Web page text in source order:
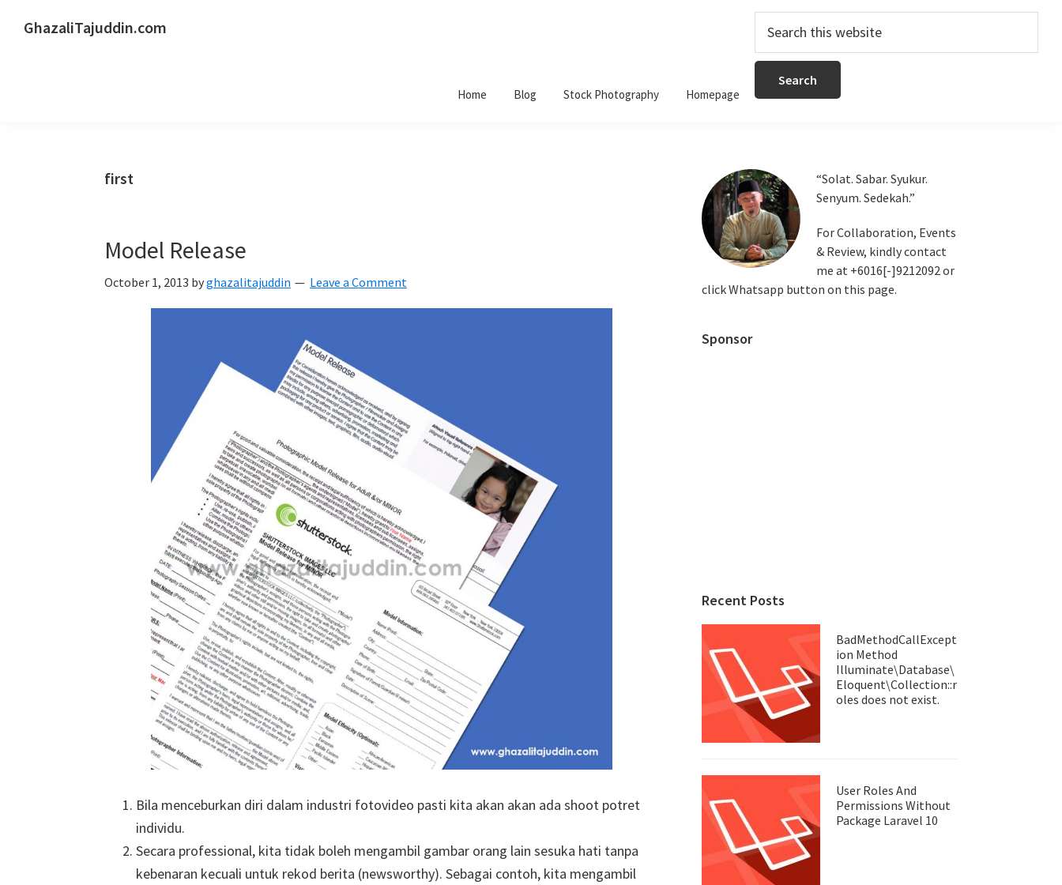
GhazaliTajuddin.com
Home Blog Stock Photography Homepage
Search
this
first
Model Release
October 1, 2013 byghazalitajuddin Leave a Comment
Bila menceburkan diri dalam industri fotovideo pasti kita akan akan ada shoot potret
individu.
Secara professional, kita tidak boleh mengambil gambar orang lain sesuka hati tanpa
kebenaran kecuali untuk rekod berita (newsworthy). Sebagai contoh, kita mengambil
Primary
Sidebar
“Solat. Sabar. Syukur.
Senyum. Sedekah.”
For Collaboration, Events
& Review, kindly contact
me at +6016[-]9212092 or
click Whatsapp button on this page.
Sponsor
Recent Posts
BadMethodCallExcept
ion Method
Illuminate\Database\
Eloquent\Collection::r
oles does not exist.
User Roles And
Permissions Without
Package Laravel 10